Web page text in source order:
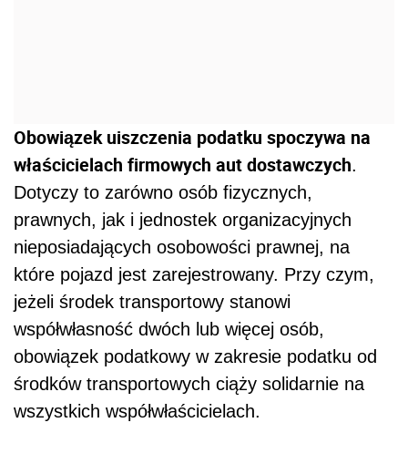
Obowiązek uiszczenia podatku spoczywa na
właścicielach firmowych aut dostawczych.
Dotyczy to zarówno osób fizycznych,
prawnych, jak i jednostek organizacyjnych
nieposiadających osobowości prawnej, na
które pojazd jest zarejestrowany. Przy czym,
jeżeli środek transportowy stanowi
współwłasność dwóch lub więcej osób,
obowiązek podatkowy w zakresie podatku od
środków transportowych ciąży solidarnie na
wszystkich współwłaścicielach.